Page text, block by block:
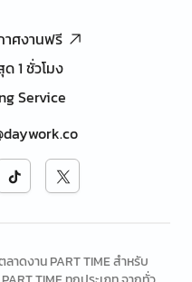
าศงานฟรี
1 ชั่วโมง
Service
าดงาน PART TIME สำหรับ